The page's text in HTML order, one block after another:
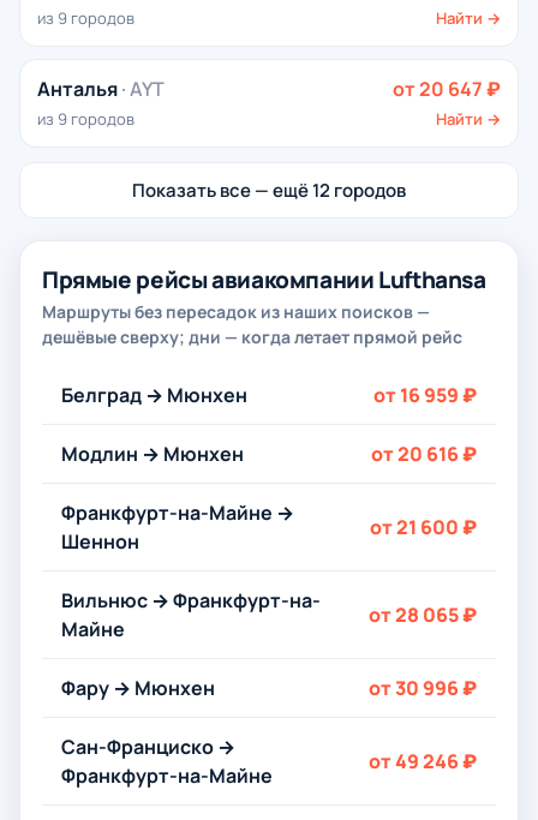
из 9 городов Найти →
Анталья· AYT
из 9 городов
от 20 647 ₽
Найти →
Показать все — ещё 12 городов
Прямые рейсы авиакомпании Lufthansa
Маршруты без пересадок из наших поисков —
дешёвые сверху; дни — когда летает прямой рейс
Белград → Мюнхен от 16 959 ₽
Модлин → Мюнхен от 20 616 ₽
Франкфурт-на-Майне →
Шеннон
от 21 600 ₽
Вильнюс → Франкфурт-на-
Майне
от 28 065 ₽
Фару → Мюнхен от 30 996 ₽
Сан-Франциско →
Франкфурт-на-Майне
от 49 246 ₽